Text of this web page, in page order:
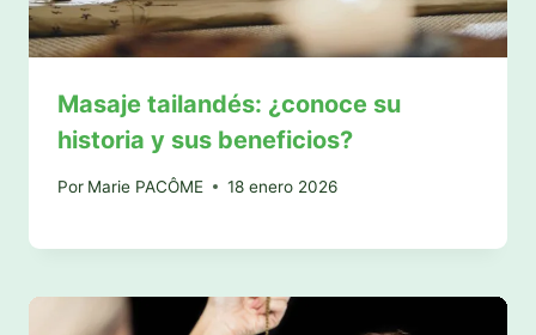
Masaje tailandés: ¿conoce su
historia y sus beneficios?
Por Marie PACÔME 18 enero 2026